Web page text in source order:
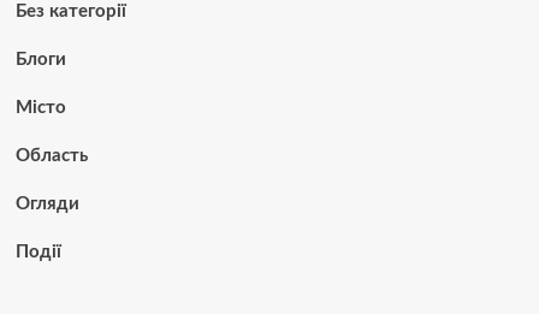
Без категорії
Блоги
Місто
Область
Огляди
Події